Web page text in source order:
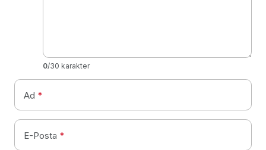
0/30 karakter
Ad *
E-Posta *